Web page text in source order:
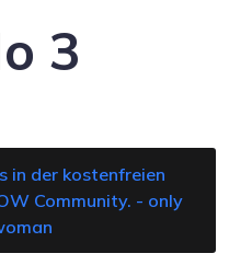
3
in der kostenfreien
Community. - only